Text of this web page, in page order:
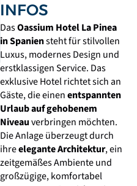
INFOS
DasOassium Hotel La Pinea
in Spaniensteht für stilvollen
Luxus, modernes Design und
erstklassigen Service. Das
exklusive Hotel richtet sich an
Gäste, die einenentspannten
Urlaub auf gehobenem
Niveauverbringen möchten.
Die Anlage überzeugt durch
ihreelegante Architektur, ein
zeitgemäßes Ambiente und
großzügige, komfortabel